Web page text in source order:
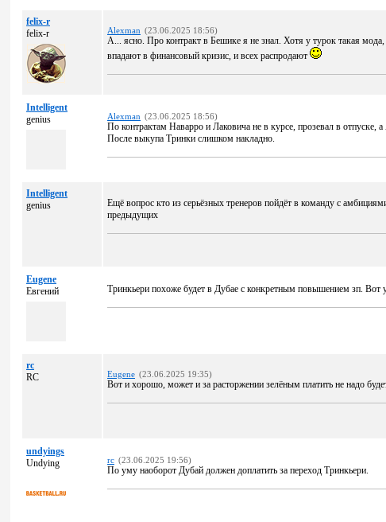
felix-r
felix-r
Alexman (23.06.2025 18:56)
А... ясно. Про контракт в Бешике я не знал. Хотя у турок такая
впадают в финансовый кризис, и всех распродают
Intelligent
genius
Alexman (23.06.2025 18:56)
По контрактам Наварро и Лаковича не в курсе, прозевал в отпуске,
После выкупа Тринки слишком накладно.
Intelligent
genius
Ещё вопрос кто из серьёзных тренеров пойдёт в команду с
предыдущих
Eugene
Евгений
Тринкьери похоже будет в Дубае с конкретным повышением зп.
rc
RC
Eugene (23.06.2025 19:35)
Вот и хорошо, может и за расторжении зелёным платить не надо
undyings
Undying
rc (23.06.2025 19:56)
По уму наоборот Дубай должен доплатить за переход Тринкьери.